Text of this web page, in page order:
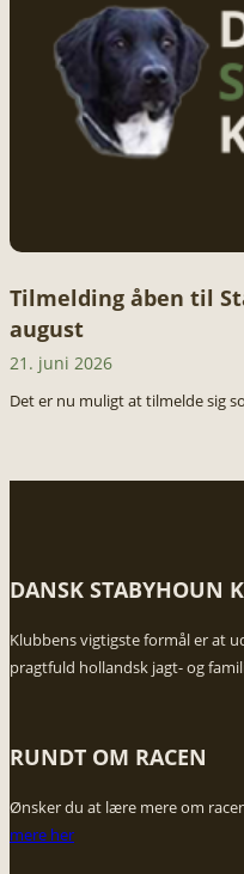
Tilmelding åben til
august
21. juni 2026
Det er nu muligt at tilmelde sig
DANSK STABYHOUN
​Klubbens vigtigste formål er at
pragtfuld hollandsk jagt- og
RUNDT OM RACEN
Ønsker du at lære mere om
mere her